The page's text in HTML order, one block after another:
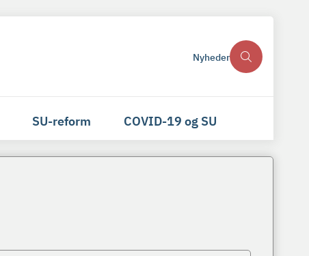
Nyheder
SU-reform COVID-19 og SU